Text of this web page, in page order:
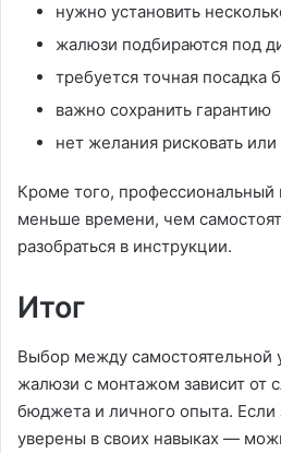
нужно установить
жалюзи подбираются под
требуется точная посадка
важно сохранить гарантию
нет желания рисковать или
Кроме того, профессиональный
меньше времени, чем
разобраться в инструкции.
Итог
Выбор между самостоятельной
жалюзи с монтажом зависит от
бюджета и личного опыта. Если
уверены в своих навыках —